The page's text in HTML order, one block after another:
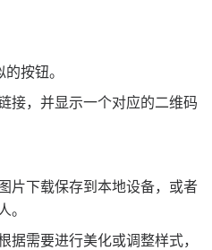
按钮。
接，并显示一个对应的二维码
片下载保存到本地设备，或者
据需要进行美化或调整样式，